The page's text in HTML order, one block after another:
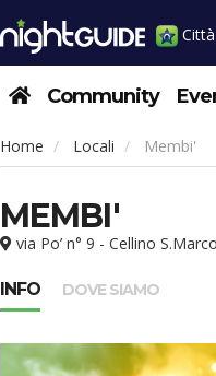
Città
Community
Home Locali Membi'
MEMBI'
via Po’ n° 9 - Cellino
INFO DOVE SIAMO